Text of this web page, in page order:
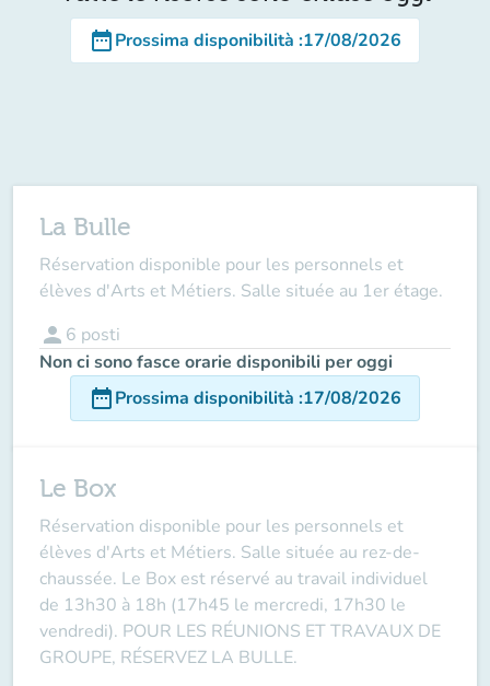
date_rangeProssima disponibilità :17/08/2026
La Bulle
Réservation disponible pour les personnels et
élèves d'Arts et Métiers. Salle située au 1er étage.
person 6 posti
Non ci sono fasce orarie disponibili per oggi
date_rangeProssima disponibilità :17/08/2026
Le Box
Réservation disponible pour les personnels et
élèves d'Arts et Métiers. Salle située au rez-de-
chaussée. Le Box est réservé au travail individuel
de 13h30 à 18h (17h45 le mercredi, 17h30 le
vendredi). POUR LES RÉUNIONS ET TRAVAUX DE
GROUPE, RÉSERVEZ LA BULLE.